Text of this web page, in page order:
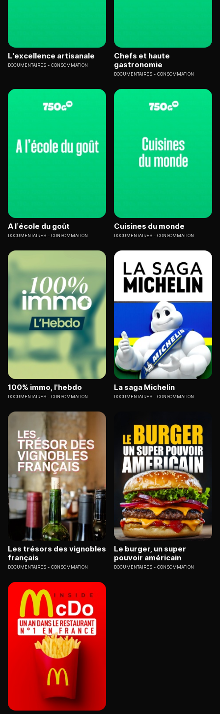
L’excellence artisanale
DOCUMENTAIRES CONSOMMATION
Chefs et haute
gastronomie
DOCUMENTAIRES CONSOMMATION
A l’école du goût
DOCUMENTAIRES CONSOMMATION
Cuisines du monde
DOCUMENTAIRES CONSOMMATION
100% immo, l'hebdo
DOCUMENTAIRES CONSOMMATION
La saga Michelin
DOCUMENTAIRES CONSOMMATION
Les trésors des vignobles
français
DOCUMENTAIRES CONSOMMATION
Le burger, un super
pouvoir américain
DOCUMENTAIRES CONSOMMATION